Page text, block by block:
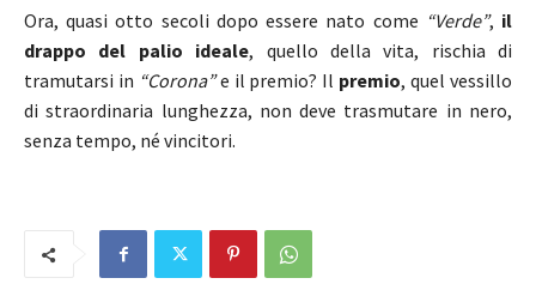
Ora, quasi otto secoli dopo essere nato come “Verde”, il
drappo del palio ideale, quello della vita, rischia di
tramutarsi in “Corona”e il premio? Il premio, quel vessillo
di straordinaria lunghezza, non deve trasmutare in nero,
senza tempo, né vincitori.